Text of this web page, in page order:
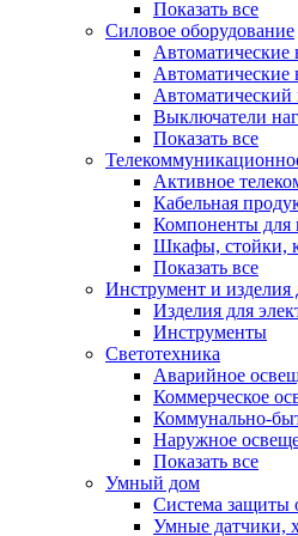
Показать все
Силовое оборудование
Автоматические
Выключатели
Показать все
Активное
Кабельная
Компоненты для
Шкафы, стойки,
Показать все
Инструмент и изделия
Изделия для
Инструменты
Светотехника
Аварийное
Коммерческое
Коммунально-
Наружное
Показать все
Умный дом
Система защиты
Умные датчики,